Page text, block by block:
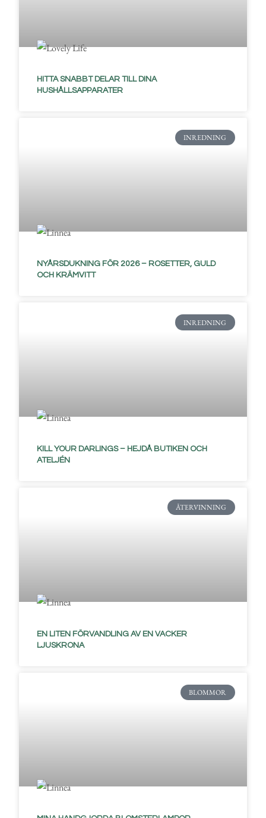
HITTA SNABBT DELAR TILL DINA
HUSHÅLLSAPPARATER
INREDNING
NYÅRSDUKNING FÖR 2026 – ROSETTER, GULD
OCH KRÄMVITT
INREDNING
KILL YOUR DARLINGS – HEJDÅ BUTIKEN OCH
ATELJÉN
ÅTERVINNING
EN LITEN FÖRVANDLING AV EN VACKER
LJUSKRONA
BLOMMOR